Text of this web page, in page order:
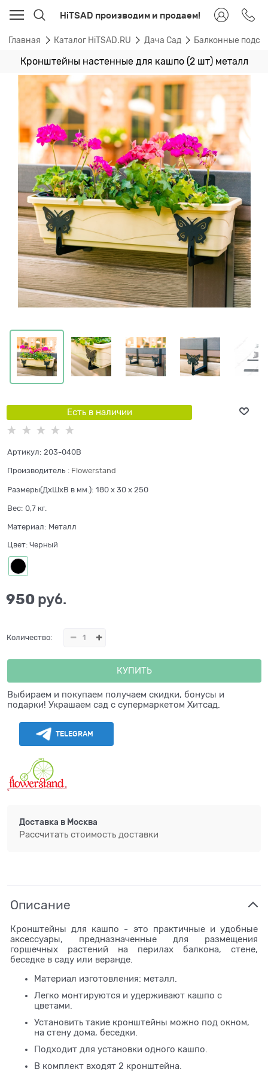
HiTSAD производим и продаем!
Главная Каталог HiTSAD.RU Дача Сад Балконные
Кронштейны настенные для кашпо (2 шт) металл
Есть в наличии
Артикул: 203-040B
Производитель : Flowerstand
Размеры(ДхШхВ в мм.): 180 x 30 x 250
Вес: 0,7 кг.
Материал: Металл
Цвет: Черный
950 руб.
Количество:
КУПИТЬ
Выбираем и покупаем получаем скидки, бонусы и
подарки! Украшаем сад с супермаркетом Хитсад.
TELEGRAM
Доставка в Москва
Рассчитать стоимость доставки
Описание
Кронштейны для кашпо - это практичные и удобные
аксессуары, предназначенные для размещения
горшечных растений на перилах балкона, стене,
беседке в саду или веранде.
Материал изготовления: металл.
Легко монтируются и удерживают кашпо с
цветами.
Установить такие кронштейны можно под окном,
на стену дома, беседки.
Подходит для установки одного кашпо.
В комплект входят 2 кронштейна.